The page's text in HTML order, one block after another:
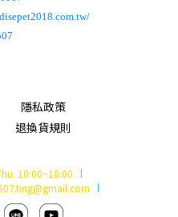
隱私政策
退換貨規則
10:00~18:00